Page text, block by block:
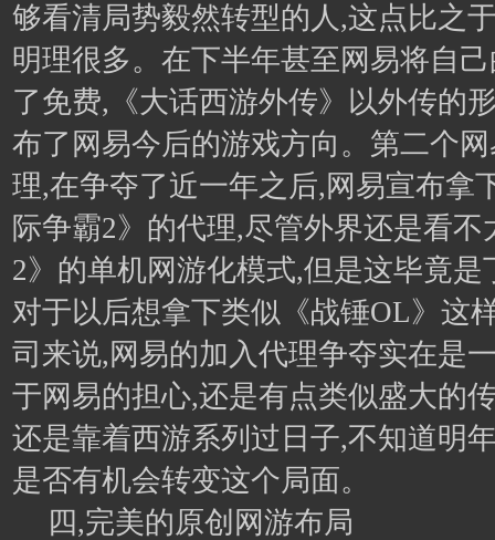
够看清局势毅然转型的人,这点比之
明理很多。在下半年甚至网易将自
了免费,《大话西游外传》以外传的
布了网易今后的游戏方向。第二个
理,在争夺了近一年之后,网易宣布拿
际争霸2》的代理,尽管外界还是看不
2》的单机网游化模式,但是这毕竟是
对于以后想拿下类似《战锤OL》这
司来说,网易的加入代理争夺实在是
于网易的担心,还是有点类似盛大的
还是靠着西游系列过日子,不知道明
是否有机会转变这个局面。
四,完美的原创网游布局